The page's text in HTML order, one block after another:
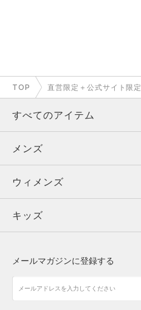
TOP 直営限定＋公式サイト限定
すべてのアイテム
メンズ
ウィメンズ
キッズ
アクセサリー
メンズ
トップス
ボトムス
アクセサリー
ウィメンズ
トップス
シューズ
キッズ
メールマガジンに登録する